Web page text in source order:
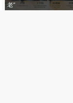
老”